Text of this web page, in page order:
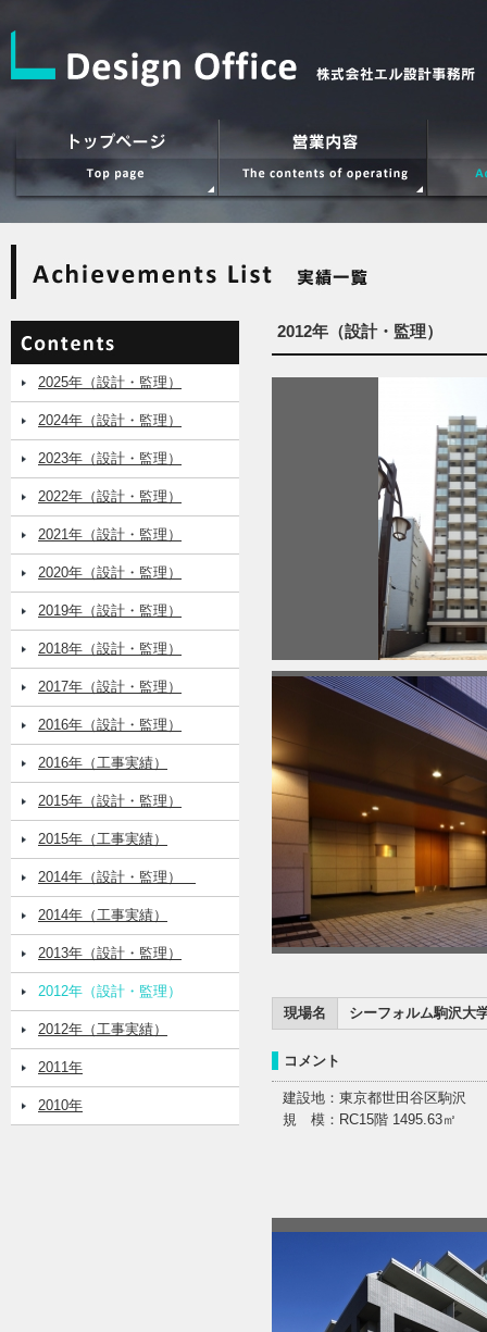
2025年（設計・監理）
2024年（設計・監理）
2023年（設計・監理）
2022年（設計・監理）
2021年（設計・監理）
2020年（設計・監理）
2019年（設計・監理）
2018年（設計・監理）
2017年（設計・監理）
2016年（設計・監理）
2016年（工事実績）
2015年（設計・監理）
2015年（工事実績）
2014年（設計・監理）
2014年（工事実績）
2013年（設計・監理）
2012年（設計・監理）
2012年（工事実績）
2011年
2010年
2012年（設計・監理）
現場名 シーフォルム駒沢大
コメント
建設地：東京都世田谷区駒沢
規 模：RC15階 1495.63㎡